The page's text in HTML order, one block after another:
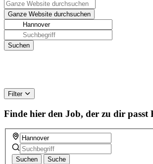
Filter
Finde hier den Job, der zu dir passt
Suchen Suche